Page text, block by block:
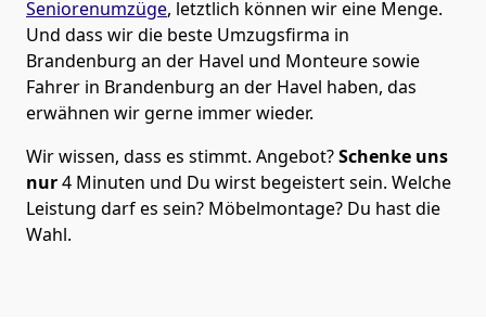
Seniorenumzüge, letztlich können wir eine Menge.
Und dass wir die beste Umzugsfirma in
Brandenburg an der Havel und Monteure sowie
Fahrer in Brandenburg an der Havel haben, das
erwähnen wir gerne immer wieder.
Wir wissen, dass es stimmt. Angebot?Schenke uns
nur4 Minuten und Du wirst begeistert sein. Welche
Leistung darf es sein? Möbelmontage? Du hast die
Wahl.